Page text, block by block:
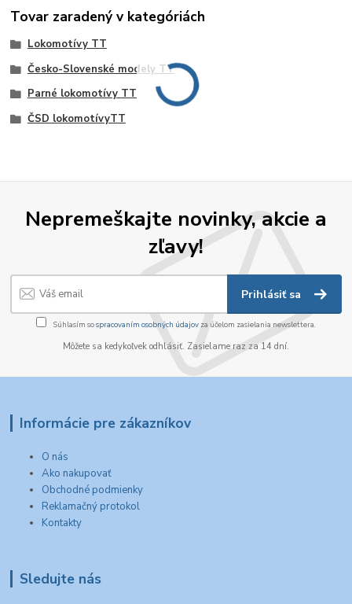
Tovar zaradený v kategóriách
Lokomotívy TT
Česko-Slovenské modely TT
Parné lokomotívy TT
ČSD lokomotívyTT
Nepremeškajte novinky, akcie a
zľavy!
Prihlásiť sa
Súhlasím sospracovaním osobných údajov za účelom zasielania newslettera.
Môžete sa kedykoľvek odhlásiť. Zasielame raz za 14 dní.
Informácie pre zákazníkov
O nás
Ako nakupovať
Obchodné podmienky
Reklamačný protokol
Kontakty
Sledujte nás